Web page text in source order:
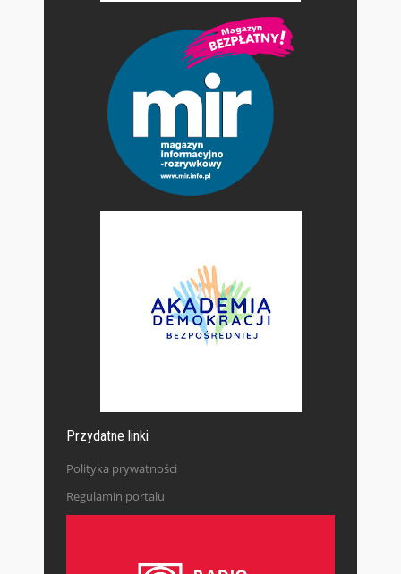
Przydatne linki
Polityka prywatności
Regulamin portalu